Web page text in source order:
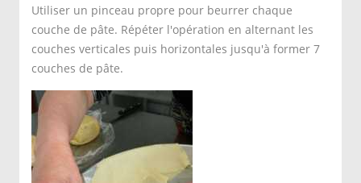
Utiliser un pinceau propre pour beurrer chaque
couche de pâte. Répéter l'opération en alternant les
couches verticales puis horizontales jusqu'à former 7
couches de pâte.